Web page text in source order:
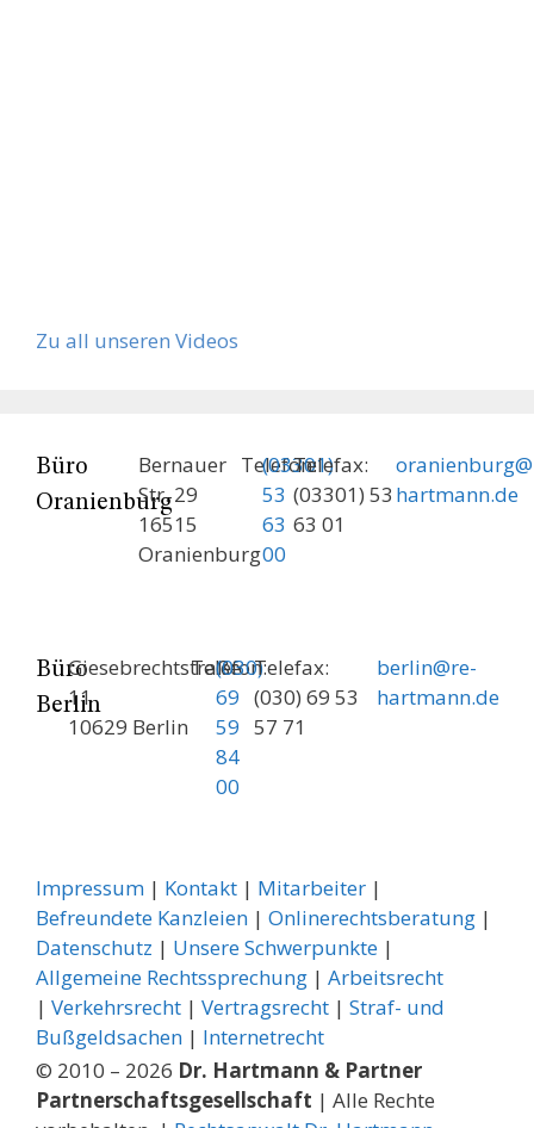
Zu all unseren Videos
Büro
Oranienburg
Bernauer
Str. 29
16515
Oranienburg
Telefon:
(03301)
53
63
00
Telefax:
(03301) 53
63 01
hartmann.de
Büro
Berlin
Giesebrechtstraße
11
10629 Berlin
Telefon:
(030)
69
59
84
00
Telefax:
(030) 69 53
57 71
berlin@re-
hartmann.de
Impressum | Kontakt | Mitarbeiter |
Befreundete Kanzleien | Onlinerechtsberatung |
Datenschutz | Unsere Schwerpunkte |
Allgemeine Rechtssprechung | ­ Arbeitsrecht
| Verkehrsrecht | Vertragsrecht | Straf- und
Bußgeldsachen | Internetrecht
© 2010 – 2026 Dr. Hartmann & Partner
Partnerschaftsgesellschaft | Alle Rechte